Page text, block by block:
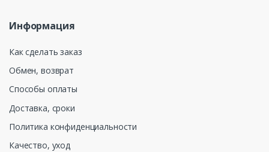
Информация
Как сделать заказ
Обмен, возврат
Способы оплаты
Доставка, сроки
Политика конфиденциальности
Качество, уход